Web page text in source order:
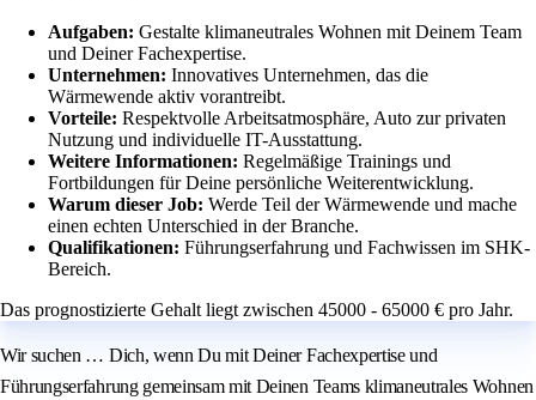
Aufgaben: Gestalte klimaneutrales Wohnen mit Deinem Team
und Deiner Fachexpertise.
Unternehmen: Innovatives Unternehmen, das die
Wärmewende aktiv vorantreibt.
Vorteile: Respektvolle Arbeitsatmosphäre, Auto zur privaten
Nutzung und individuelle IT-Ausstattung.
Weitere Informationen: Regelmäßige Trainings und
Fortbildungen für Deine persönliche Weiterentwicklung.
Warum dieser Job: Werde Teil der Wärmewende und mache
einen echten Unterschied in der Branche.
Qualifikationen: Führungserfahrung und Fachwissen im SHK-
Bereich.
Das prognostizierte Gehalt liegt zwischen 45000 - 65000 € pro Jahr.
Wir suchen … Dich, wenn Du mit Deiner Fachexpertise und
Führungserfahrung gemeinsam mit Deinen Teams klimaneutrales Wohnen